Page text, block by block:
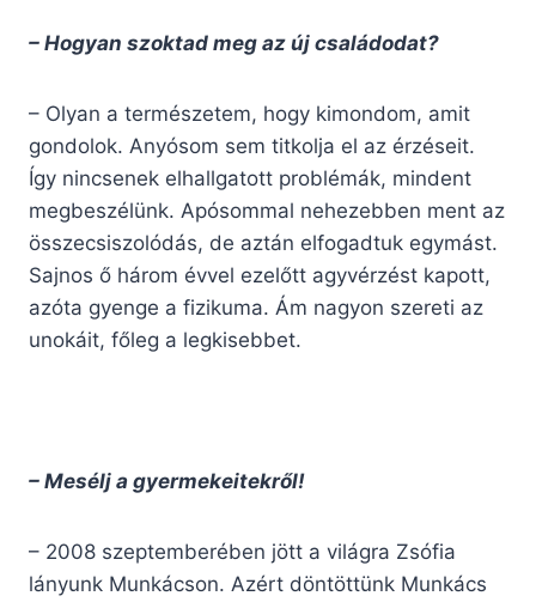
– Hogyan szoktad meg az új családodat?
– Olyan a természetem, hogy kimondom, amit
gondolok. Anyósom sem titkolja el az érzéseit.
Így nincsenek elhallgatott problémák, mindent
megbeszélünk. Apósommal nehezebben ment az
összecsiszolódás, de aztán elfogadtuk egymást.
Sajnos ő három évvel ezelőtt agyvérzést kapott,
azóta gyenge a fizikuma. Ám nagyon szereti az
unokáit, főleg a legkisebbet.
– Mesélj a gyermekeitekről!
– 2008 szeptemberében jött a világra Zsófia
lányunk Munkácson. Azért döntöttünk Munkács